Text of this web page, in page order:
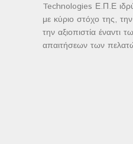
Technologies Ε.Π.Ε
με κύριο στόχο της,
την αξιοπιστία έναντι
απαιτήσεων των